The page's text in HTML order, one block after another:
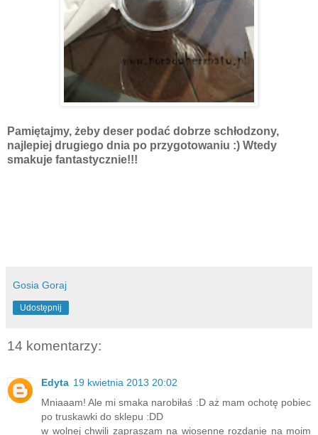
Pamiętajmy, żeby deser podać dobrze schłodzony,
najlepiej drugiego dnia po przygotowaniu :) Wtedy
smakuje fantastycznie!!!
Gosia Goraj
Udostępnij
14 komentarzy:
Edyta 19 kwietnia 2013 20:02
Mniaaam! Ale mi smaka narobiłaś :D aż mam ochotę pobiec
po truskawki do sklepu :DD
w wolnej chwili zapraszam na wiosenne rozdanie na moim